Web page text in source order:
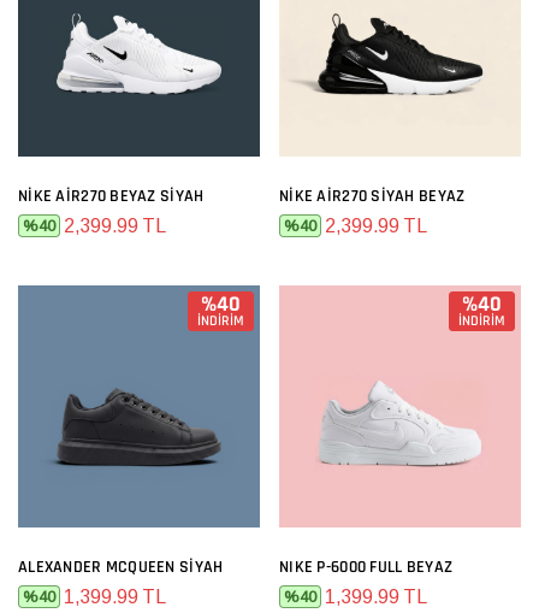
NIKE AIR270 BEYAZ SIYAH
%40 2,399.99 TL
NIKE AIR270 SIYAH BEYAZ
%40 2,399.99 TL
%40
İNDİRİM
ALEXANDER MCQUEEN SIYAH
%40 1,399.99 TL
%40
İNDİRİM
NIKE P-6000 FULL BEYAZ
%40 1,399.99 TL